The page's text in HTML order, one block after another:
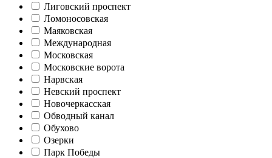
Лиговский проспект
Ломоносовская
Маяковская
Международная
Московская
Московские ворота
Нарвская
Невский проспект
Новочеркасская
Обводный канал
Обухово
Озерки
Парк Победы